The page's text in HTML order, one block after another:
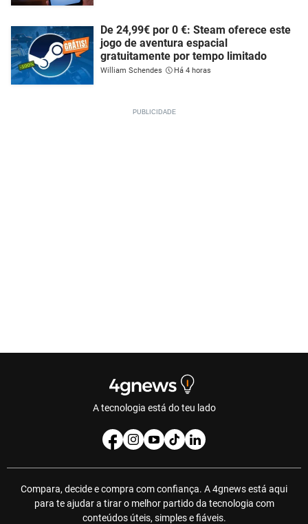
De 24,99€ por 0 €: Steam oferece este
jogo de aventura espacial
gratuitamente por tempo limitado
William Schendes Há 4 horas
A tecnologia está do teu lado
Compara, decide e compra com confiança. A 4gnews está aqui
para te ajudar a tirar o melhor partido da tecnologia com
conteúdos úteis, simples e fiáveis.